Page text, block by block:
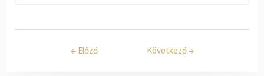
← Előző Következő→